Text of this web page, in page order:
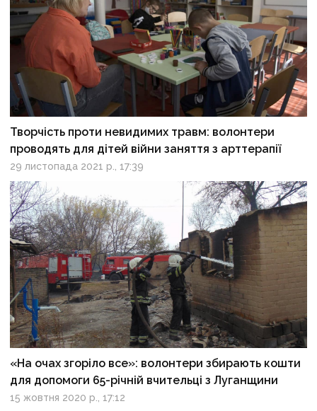
Творчість проти невидимих травм: волонтери
проводять для дітей війни заняття з арттерапії
29 листопада 2021 р., 17:39
«На очах згоріло все»: волонтери збирають кошти
для допомоги 65-річній вчительці з Луганщини
15 жовтня 2020 р., 17:12